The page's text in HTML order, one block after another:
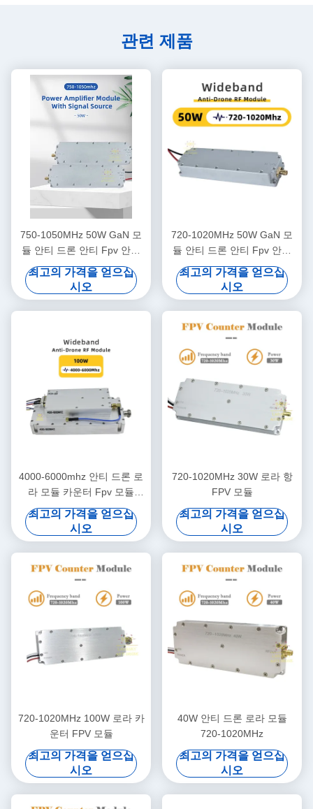
관련 제품
750-1050MHz 50W GaN 모
듈 안티 드론 안티 Fpv 안티
DJI 안티 오텔 Fpv 억제기
700-1000MHz RF 모듈
최고의 가격을 얻으십
시오
720-1020MHz 50W GaN 모
듈 안티 드론 안티 Fpv 안티
DJI 안티 오텔 Fpv 억제기
700-1000MHz RF 모듈
최고의 가격을 얻으십
시오
4000-6000mhz 안티 드론 로
라 모듈 카운터 Fpv 모듈
300-6000mhz 100W 안티 드
론 시스템 안티 fpv 250-
400mhz 50W 100-1100mhz
최고의 가격을 얻으십
시오
720-1020MHz 30W 로라 항
FPV 모듈
최고의 가격을 얻으십
시오
720-1020MHz 100W 로라 카
운터 FPV 모듈
최고의 가격을 얻으십
시오
40W 안티 드론 로라 모듈
720-1020MHz
최고의 가격을 얻으십
시오